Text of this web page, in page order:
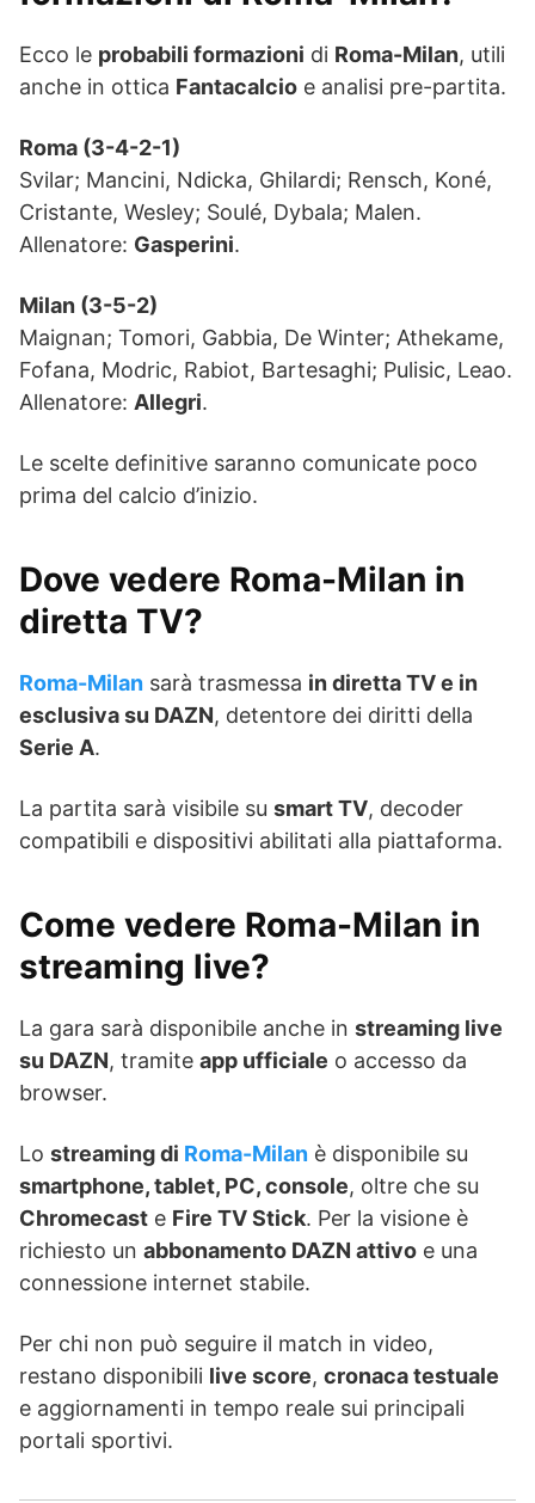
Ecco le probabili formazioni di Roma-Milan, utili
anche in ottica Fantacalcio e analisi pre-partita.
Roma (3-4-2-1)
Svilar; Mancini, Ndicka, Ghilardi; Rensch, Koné,
Cristante, Wesley; Soulé, Dybala; Malen.
Allenatore: Gasperini.
Milan (3-5-2)
Maignan; Tomori, Gabbia, De Winter; Athekame,
Fofana, Modric, Rabiot, Bartesaghi; Pulisic, Leao.
Allenatore: Allegri.
Le scelte definitive saranno comunicate poco
prima del calcio d’inizio.
Dove vedere Roma-Milan in
diretta TV?
Roma-Milan sarà trasmessa in diretta TV e in
esclusiva su DAZN, detentore dei diritti della
Serie A.
La partita sarà visibile su smart TV, decoder
compatibili e dispositivi abilitati alla piattaforma.
Come vedere Roma-Milan in
streaming live?
La gara sarà disponibile anche in streaming live
su DAZN, tramite app ufficiale o accesso da
browser.
Lo streaming di Roma-Milan è disponibile su
smartphone, tablet, PC, console, oltre che su
Chromecast e Fire TV Stick. Per la visione è
richiesto un abbonamento DAZN attivo e una
connessione internet stabile.
Per chi non può seguire il match in video,
restano disponibili live score, cronaca testuale
e aggiornamenti in tempo reale sui principali
portali sportivi.